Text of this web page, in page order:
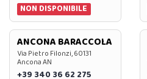
NON DISPONIBILE
ANCONA BARACCOLA
Via Pietro Filonzi, 60131
Ancona AN
+39 340 36 62 275